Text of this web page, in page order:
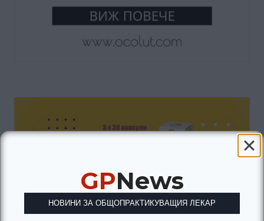
GPNews
НОВИНИ ЗА ОБЩОПРАКТИКУВАЩИЯ ЛЕКАР